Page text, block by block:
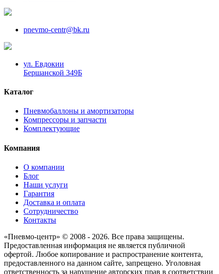
pnevmo-centr@bk.ru
ул. Евдокии
Бершанской 349Б
Каталог
Пневмобаллоны и амортизаторы
Компрессоры и запчасти
Комплектующие
Компания
О компании
Блог
Наши услуги
Гарантия
Доставка и оплата
Сотрудничество
Контакты
«Пневмо-центр» © 2008 - 2026. Все права защищены.
Предоставленная информация не является публичной
офертой. Любое копирование и распространение контента,
предоставленного на данном сайте, запрещено. Уголовная
ответственность за нарушение авторских прав в соответствии